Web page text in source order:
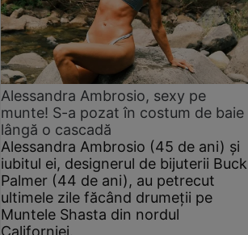
Alessandra Ambrosio, sexy pe
munte! S-a pozat în costum de baie
lângă o cascadă
Alessandra Ambrosio (45 de ani) și
iubitul ei, designerul de bijuterii Buck
Palmer (44 de ani), au petrecut
ultimele zile făcând drumeții pe
Muntele Shasta din nordul
Californiei.